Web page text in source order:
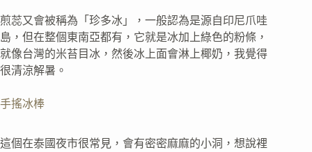
煎蕊又會被稱為「珍多冰」，一般認為是源自印尼爪哇
島，但在整個東南亞都有，它就是冰加上綠色的粉條，
就像台灣的米苔目冰，然後冰上面會淋上椰奶，我覺得
很清涼解暑。
手搖冰棒
這個在泰國夜市很常見，會有密密麻麻的小洞，想說裡